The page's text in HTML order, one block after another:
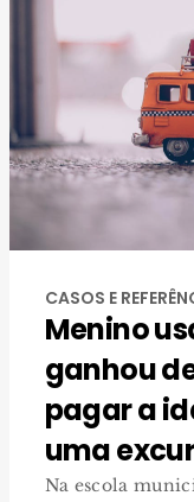
CASOS E
Menino
ganhou
pagar a
uma
Na escola